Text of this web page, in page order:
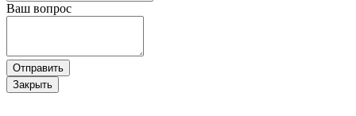
Ваш вопрос
Отправить
Закрыть